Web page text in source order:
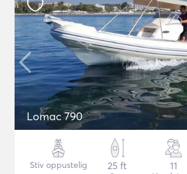
Lomac 790
Stiv oppustelig
25 ft
11